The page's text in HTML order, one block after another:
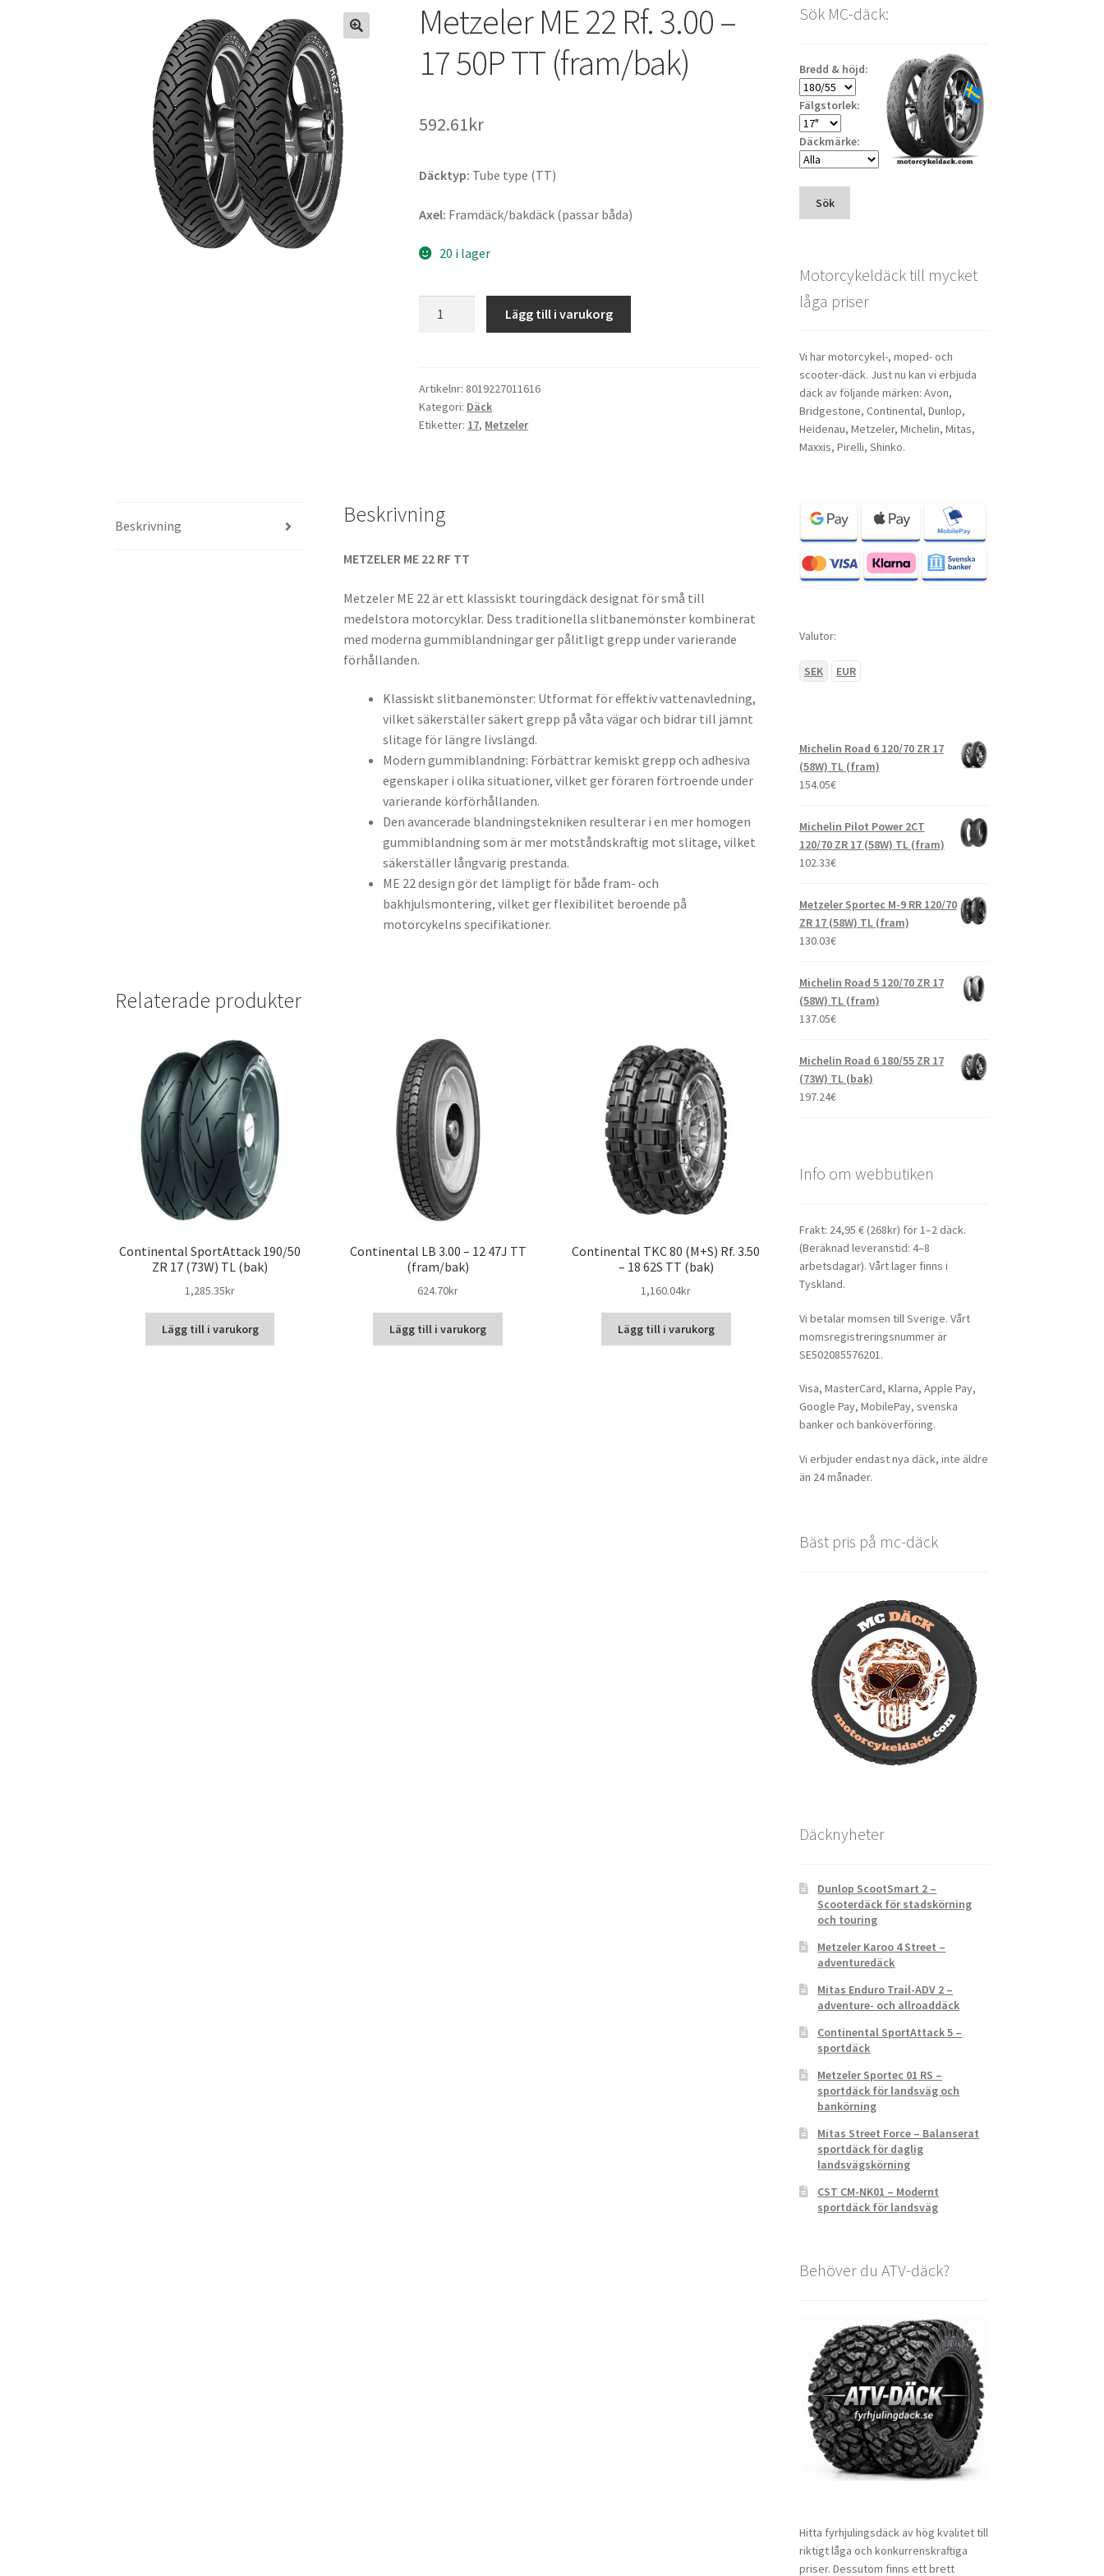
Metzeler ME 22 Rf. 3.00 –
17 50P TT (fram/bak)
592.61kr
Däcktyp: Tube type (TT)
Axel: Framdäck/bakdäck (passar båda)
20 i lager
3.00
-
17
mängd
Lägg till i varukorg
Artikelnr: 8019227011616
Kategori: Däck
Etiketter: 17, Metzeler
Beskrivning Beskrivning
METZELER ME 22 RF TT
Metzeler ME 22 är ett klassiskt touringdäck designat för små till
medelstora motorcyklar. Dess traditionella slitbanemönster kombinerat
med moderna gummiblandningar ger pålitligt grepp under varierande
förhållanden.
Klassiskt slitbanemönster: Utformat för effektiv vattenavledning,
vilket säkerställer säkert grepp på våta vägar och bidrar till jämnt
slitage för längre livslängd.
Modern gummiblandning: Förbättrar kemiskt grepp och adhesiva
egenskaper i olika situationer, vilket ger föraren förtroende under
varierande körförhållanden.
Den avancerade blandningstekniken resulterar i en mer homogen
gummiblandning som är mer motståndskraftig mot slitage, vilket
säkerställer långvarig prestanda.
ME 22 design gör det lämpligt för både fram- och
bakhjulsmontering, vilket ger flexibilitet beroende på
motorcykelns specifikationer.
Relaterade produkter
Continental SportAttack 190/50
ZR 17 (73W) TL (bak)
1,285.35kr
Lägg till i varukorg
Continental LB 3.00 – 12 47J TT
(fram/bak)
624.70kr
Lägg till i varukorg
Continental TKC 80 (M+S) Rf. 3.50
– 18 62S TT (bak)
1,160.04kr
Lägg till i varukorg
Sök MC-däck:
Bredd & höjd:
Fälgstorlek:
Däckmärke:
Sök
Motorcykeldäck till mycket
låga priser
Vi har motorcykel-, moped- och
scooter-däck. Just nu kan vi erbjuda
däck av följande märken: Avon,
Bridgestone, Continental, Dunlop,
Heidenau, Metzeler, Michelin, Mitas,
Maxxis, Pirelli, Shinko.
Valutor:
SEK EUR
Michelin Road 6 120/70 ZR 17
(58W) TL (fram)
154.05€
Michelin Pilot Power 2CT
120/70 ZR 17 (58W) TL (fram)
102.33€
Metzeler Sportec M-9 RR 120/70
ZR 17 (58W) TL (fram)
130.03€
Michelin Road 5 120/70 ZR 17
(58W) TL (fram)
137.05€
Michelin Road 6 180/55 ZR 17
(73W) TL (bak)
197.24€
Info om webbutiken
Frakt: 24,95 € (268kr) för 1–2 däck.
(Beräknad leveranstid: 4–8
arbetsdagar). Vårt lager finns i
Tyskland.
Vi betalar momsen till Sverige. Vårt
momsregistreringsnummer är
SE502085576201.
Visa, MasterCard, Klarna, Apple Pay,
Google Pay, MobilePay, svenska
banker och banköverföring.
Vi erbjuder endast nya däck, inte äldre
än 24 månader.
Bäst pris på mc-däck
Däcknyheter
Dunlop ScootSmart 2 –
Scooterdäck för stadskörning
och touring
Metzeler Karoo 4 Street –
adventuredäck
Mitas Enduro Trail-ADV 2 –
adventure- och allroaddäck
Continental SportAttack 5 –
sportdäck
Metzeler Sportec 01 RS –
sportdäck för landsväg och
bankörning
Mitas Street Force – Balanserat
sportdäck för daglig
landsvägskörning
CST CM-NK01 – Modernt
sportdäck för landsväg
Behöver du ATV-däck?
Hitta fyrhjulingsdäck av hög kvalitet till
riktigt låga och konkurrenskraftiga
priser. Dessutom finns ett brett